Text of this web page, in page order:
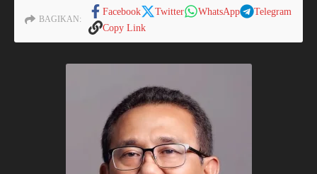
BAGIKAN:
Facebook Twitter WhatsApp
Telegram
Copy Link